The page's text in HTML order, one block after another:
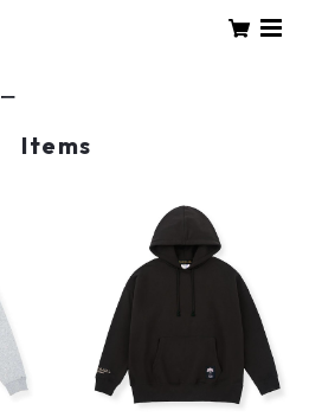
Items